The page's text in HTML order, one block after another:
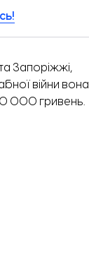
Запоріжжі,
війни вона
000 гривень.